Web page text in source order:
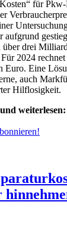
für
aufgrund
über drei
2024
Eine
auch
Hilflosigkeit.